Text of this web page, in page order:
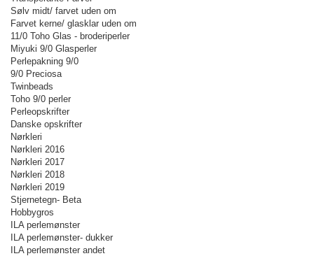
Sølv midt/ farvet uden om
Farvet kerne/ glasklar uden om
11/0 Toho Glas - broderiperler
Miyuki 9/0 Glasperler
Perlepakning 9/0
9/0 Preciosa
Twinbeads
Toho 9/0 perler
Perleopskrifter
Danske opskrifter
Nørkleri
Nørkleri 2016
Nørkleri 2017
Nørkleri 2018
Nørkleri 2019
Stjernetegn- Beta
Hobbygros
ILA perlemønster
ILA perlemønster- dukker
ILA perlemønster andet